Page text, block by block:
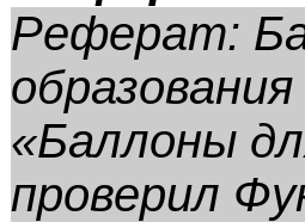
Реферат:
«Баллоны
проверил